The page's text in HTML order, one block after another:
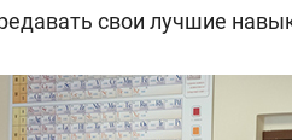
свои лучшие